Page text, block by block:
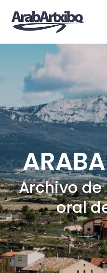
contenido
Archivo
oral